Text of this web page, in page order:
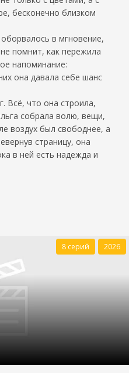
бесконечно близком
в мгновение,
помнит, как пережила
напоминание:
она давала себе шанс
Всё, что она строила,
собрала волю, вещи,
воздух был свободнее, а
страницу, она
в ней есть надежда и
8 серий 2026